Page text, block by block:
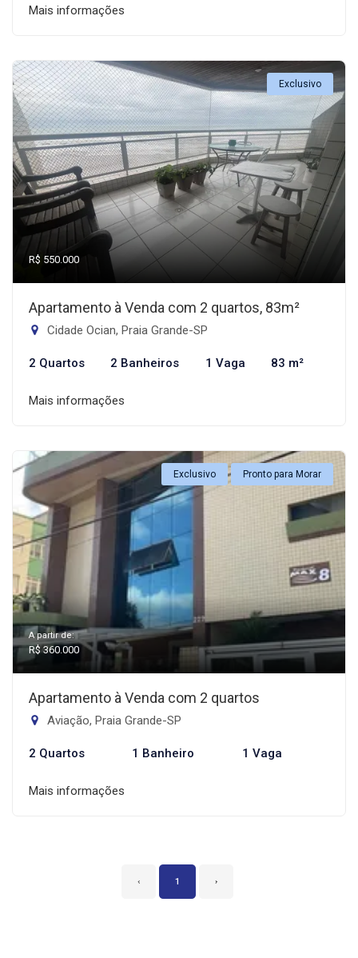
Mais informações
Exclusivo
R$ 550.000
Apartamento à Venda com 2 quartos, 83m²
Cidade Ocian, Praia Grande-SP
2 Quartos 2 Banheiros 1 Vaga 83 m²
Mais informações
Exclusivo Pronto para Morar
A partir de:
R$ 360.000
Apartamento à Venda com 2 quartos
Aviação, Praia Grande-SP
2 Quartos 1 Banheiro 1 Vaga
Mais informações
‹ 1 ›